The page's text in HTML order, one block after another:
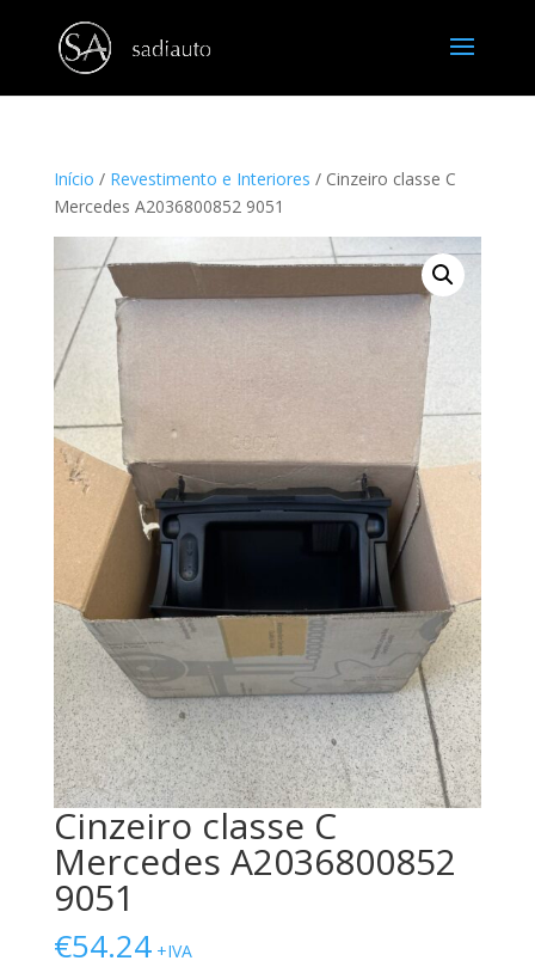
Início / Revestimento e Interiores / Cinzeiro classe C
Mercedes A2036800852 9051
Cinzeiro classe C
Mercedes A2036800852
9051
€54.24 +IVA